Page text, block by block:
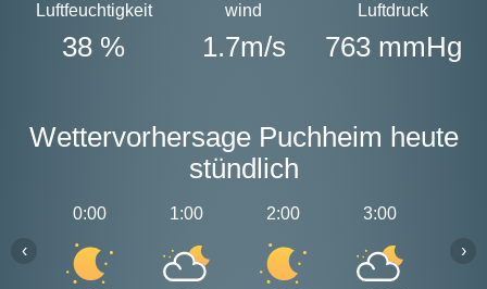
Luftfeuchtigkeit
38 %
wind
1.7m/s
Luftdruck
763 mmHg
Wettervorhersage Puchheim heute
stündlich
0:00 1:00 2:00 3:00
‹ ›